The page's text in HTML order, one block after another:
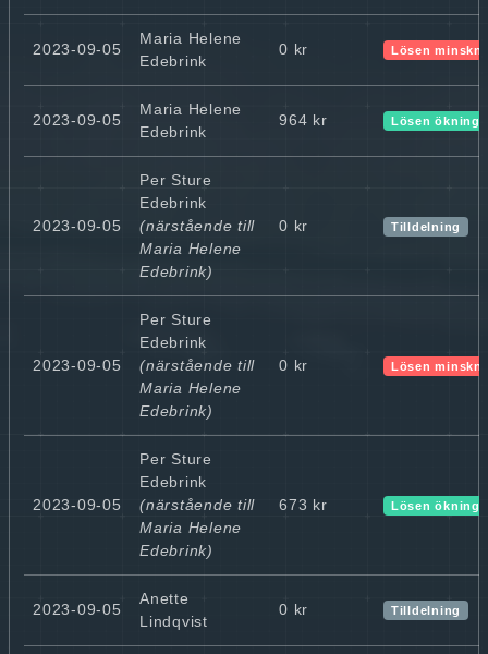
2023-09-05
Maria Helene
Edebrink
0 kr Lösen
2023-09-05
Maria Helene
Edebrink
964 kr Lösen ökning
2023-09-05
Per Sture
Edebrink
(närstående till
Maria Helene
Edebrink)
0 kr Tilldelning
2023-09-05
Per Sture
Edebrink
(närstående till
Maria Helene
Edebrink)
0 kr Lösen
2023-09-05
Per Sture
Edebrink
(närstående till
Maria Helene
Edebrink)
673 kr Lösen ökning
2023-09-05
Anette
Lindqvist
0 kr Tilldelning